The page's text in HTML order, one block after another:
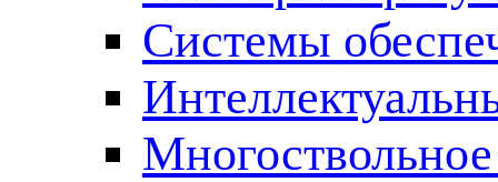
Cистемы